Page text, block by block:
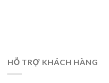
HỖ TRỢ KHÁCH HÀNG